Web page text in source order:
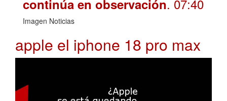
continúa en observación. 07:40
Imagen Noticias
apple el iphone 18 pro max